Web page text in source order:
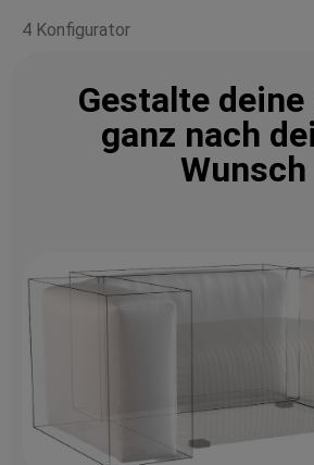
4 Konfigurator
Gestalte deine
ganz nach
Wunsch